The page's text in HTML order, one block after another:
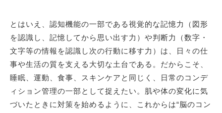
とはいえ、認知機能の一部である視覚的な記憶力（図形
を認識し、記憶してから思い出す力）や判断力（数字・
文字等の情報を認識し次の行動に移す力）は、日々の仕
事や生活の質を支える大切な土台である。だからこそ、
睡眠、運動、食事、スキンケアと同じく、日常のコンデ
ィション管理の一部として捉えたい。肌や体の変化に気
づいたときに対策を始めるように、これからは“脳のコン